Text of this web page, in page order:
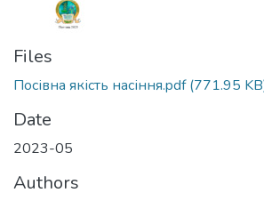
Files
Посівна якість насіння.pdf(771.95
Date
2023-05
Authors